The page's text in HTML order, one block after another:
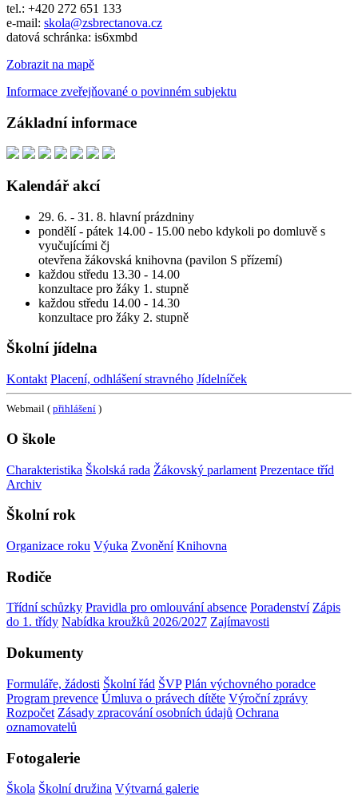
tel.: +420 272 651 133
e-mail: skola@zsbrectanova.cz
datová schránka: is6xmbd
Zobrazit na mapě
Informace zveřejňované o povinném subjektu
Základní informace
Kalendář akcí
29. 6. - 31. 8. hlavní prázdniny
pondělí - pátek 14.00 - 15.00 nebo kdykoli po domluvě s
vyučujícími čj
otevřena žákovská knihovna (pavilon S přízemí)
každou středu 13.30 - 14.00
konzultace pro žáky 1. stupně
každou středu 14.00 - 14.30
konzultace pro žáky 2. stupně
Školní jídelna
Kontakt Placení, odhlášení stravného Jídelníček
Webmail ( přihlášení )
O škole
Charakteristika Školská rada Žákovský parlament Prezentace tříd
Archiv
Školní rok
Organizace roku Výuka Zvonění Knihovna
Rodiče
Třídní schůzky Pravidla pro omlouvání absence Poradenství Zápis
do 1. třídy Nabídka kroužků 2026/2027 Zajímavosti
Dokumenty
Formuláře, žádosti Školní řád ŠVP Plán výchovného poradce
Program prevence Úmluva o právech dítěte Výroční zprávy
Rozpočet Zásady zpracování osobních údajů Ochrana
oznamovatelů
Fotogalerie
Škola Školní družina Výtvarná galerie